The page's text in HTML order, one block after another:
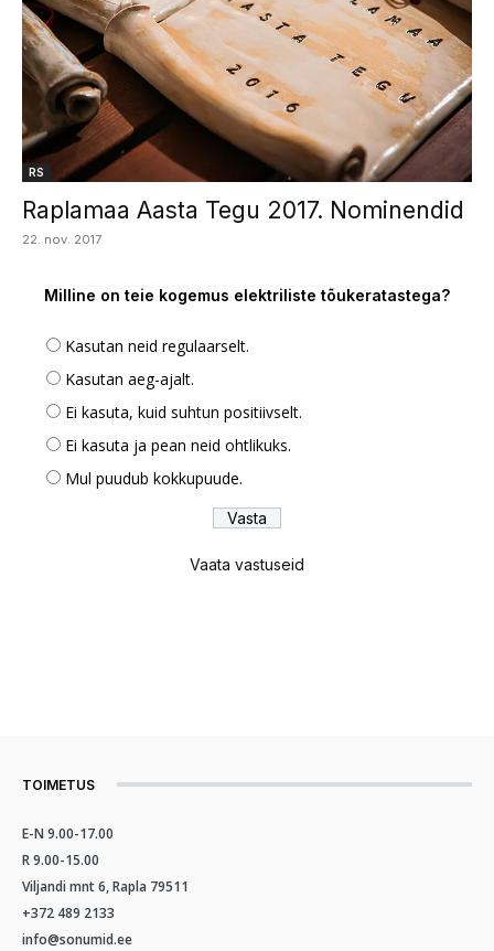
RS
Raplamaa Aasta Tegu 2017. Nominendid
22. nov. 2017
Milline on teie kogemus elektriliste tõukeratastega?
Kasutan neid regulaarselt.
Kasutan aeg-ajalt.
Ei kasuta, kuid suhtun positiivselt.
Ei kasuta ja pean neid ohtlikuks.
Mul puudub kokkupuude.
Vaata vastuseid
TOIMETUS
E-N 9.00-17.00
R 9.00-15.00
Viljandi mnt 6, Rapla 79511
+372 489 2133
info@sonumid.ee